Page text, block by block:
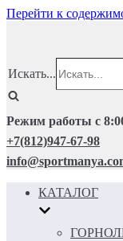
Перейти к
Искать...
Режим работы с
+7(812)947-67-98
КАТАЛОГ